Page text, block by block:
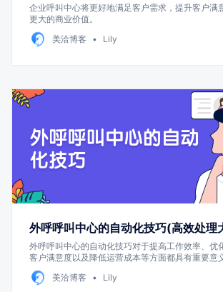
企业呼叫中心将更好地满足客户需求，提升客户满
更大的商业价值。
美洽博客
Lily
外呼呼叫中心的自动化技巧(高效处理
外呼呼叫中心的自动化技巧对于提高工作效率、优
客户满意度以及降低运营成本等方面都具有重要意
美洽博客
Lily